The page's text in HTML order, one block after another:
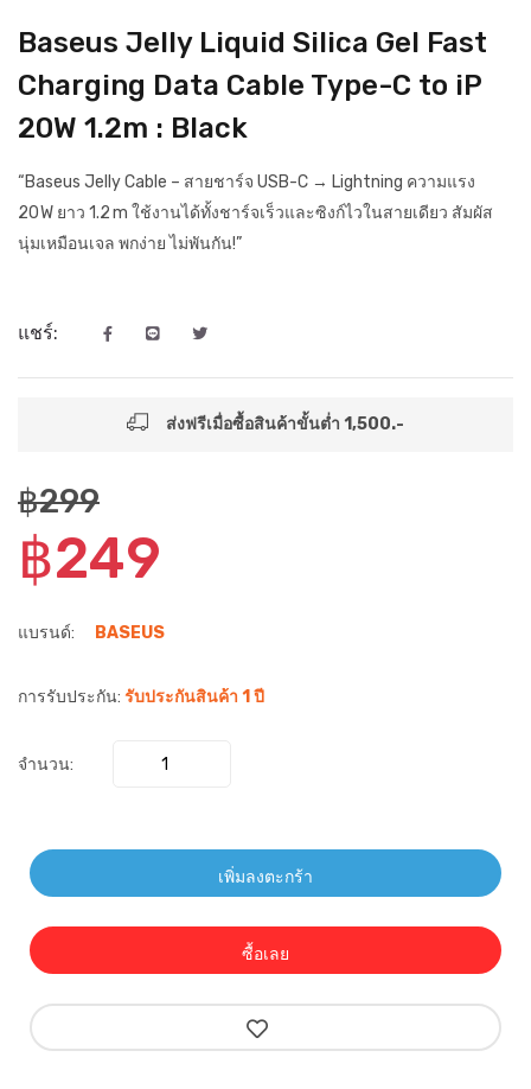
Baseus Jelly Liquid Silica Gel Fast
Charging Data Cable Type-C to iP
20W 1.2m : Black
“Baseus Jelly Cable – สายชาร์จ USB-C → Lightning ความแรง
20 W ยาว 1.2 m ใช้งานได้ทั้งชาร์จเร็วและซิงก์ไวในสายเดียว สัมผัส
นุ่มเหมือนเจล พกง่าย ไม่พันกัน!”
แชร์:
ส่งฟรีเมื่อซื้อสินค้าขั้นต่ำ 1,500.-
฿299
฿249
แบรนด์: BASEUS
การรับประกัน: รับประกันสินค้า 1 ปี
จำนวน:
เพิ่มลงตะกร้า
ซื้อเลย